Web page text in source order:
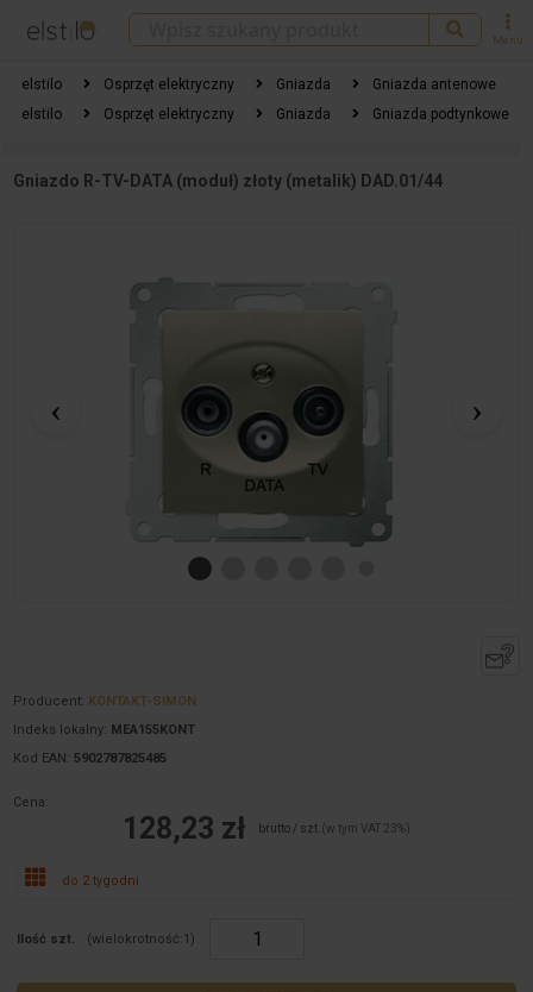
Menu
elstilo Osprzęt elektryczny Gniazda
Gniazda antenowe
elstilo
Osprzęt elektryczny Gniazda Gniazda podtynkowe
Gniazdo R-TV-DATA (moduł) złoty (metalik) DAD.01/44
Producent: KONTAKT-SIMON
Indeks lokalny: MEA155KONT
Kod EAN: 5902787825485
Cena:
128,23 zł brutto / szt. (w tym VAT 23%)
do 2 tygodni
Ilość szt. (wielokrotność:1 )